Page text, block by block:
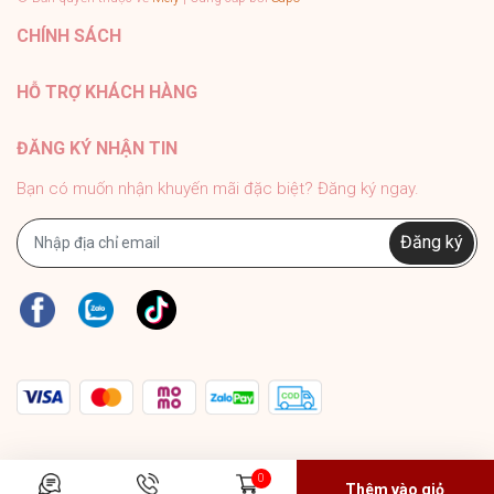
#PhukienMELY #phukienthoitrang #accessories
#phukien #mely #titan #trangsuc
CHÍNH SÁCH
HỖ TRỢ KHÁCH HÀNG
ĐĂNG KÝ NHẬN TIN
Bạn có muốn nhận khuyến mãi đặc biệt? Đăng ký ngay.
Đăng ký
0
Thêm vào giỏ